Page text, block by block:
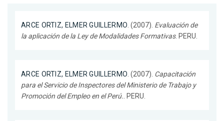
ARCE ORTIZ, ELMER GUILLERMO . (2007). Evaluación de
la aplicación de la Ley de Modalidades Formativas. PERU.
ARCE ORTIZ, ELMER GUILLERMO . (2007). Capacitación
para el Servicio de Inspectores del Ministerio de Trabajo y
Promoción del Empleo en el Perú. . PERU.